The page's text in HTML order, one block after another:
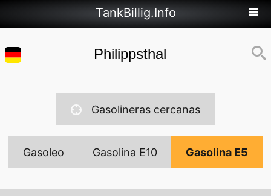
TankBillig.Info
Gasolineras cercanas
Gasoleo Gasolina E10 Gasolina E5